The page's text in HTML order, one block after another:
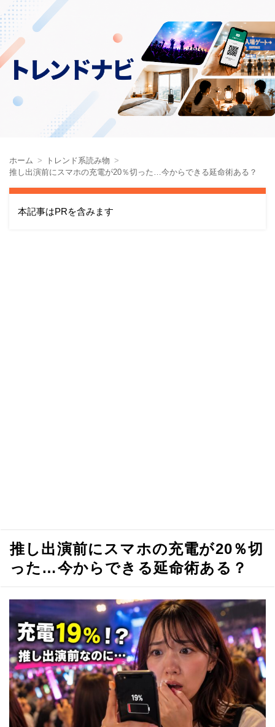
ホーム
トレンド系読み物
推し出演前にスマホの充電が20％切った…今からできる延命術ある？
本記事はPRを含みます
推し出演前にスマホの充電が20％切
った…今からできる延命術ある？